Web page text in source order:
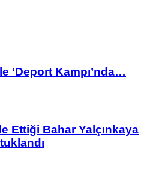
‘Deport Kampı’nda…
Ettiği Bahar Yalçınkaya